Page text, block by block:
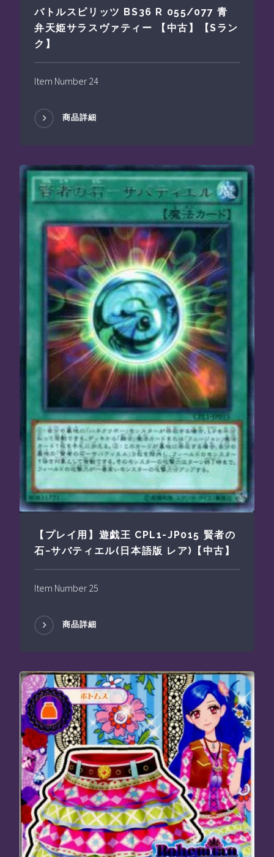
バトルスピリッツ BS36 R 055/077 青
弁天姫サラスヴァティー 【中古】【Sラン
ク】
Item Number 24
商品詳細
【プレイ用】遊戯王 CPL1-JP015 賢者の
石−サバティエル(日本語版 レア)【中古】
Item Number 25
商品詳細